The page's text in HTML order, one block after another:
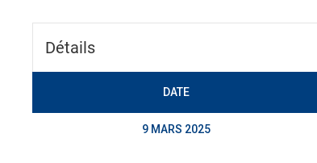
Détails
DATE
9 MARS 2025